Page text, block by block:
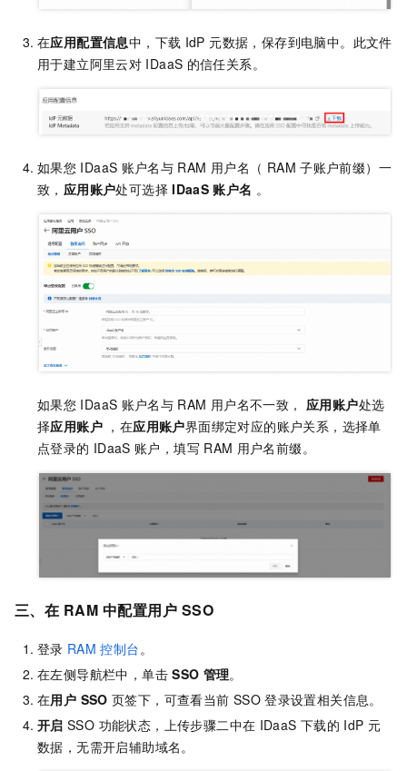
在应用配置信息中，下载 IdP 元数据，保存到电脑中。此文件
用于建立阿里云对 IDaaS 的信任关系。
如果您 IDaaS 账户名与 RAM 用户名（ RAM 子账户前缀）一
致， 应用账户处可选择 IDaaS 账户名 。
如果您 IDaaS 账户名与 RAM 用户名不一致， 应用账户处选
择应用账户 ，在应用账户界面绑定对应的账户关系，选择单
点登录的 IDaaS 账户，填写 RAM 用户名前缀。
三、在 RAM 中配置用户 SSO
登录 RAM 控制台 。
在左侧导航栏中，单击 SSO 管理。
在用户 SSO 页签下，可查看当前 SSO 登录设置相关信息。
开启 SSO 功能状态，上传步骤二中在 IDaaS 下载的 IdP 元
数据，无需开启辅助域名。